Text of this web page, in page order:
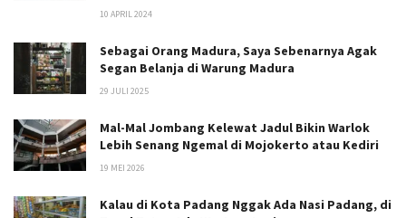
10 APRIL 2024
Sebagai Orang Madura, Saya Sebenarnya Agak
Segan Belanja di Warung Madura
29 JULI 2025
Mal-Mal Jombang Kelewat Jadul Bikin Warlok
Lebih Senang Ngemal di Mojokerto atau Kediri
19 MEI 2026
Kalau di Kota Padang Nggak Ada Nasi Padang, di